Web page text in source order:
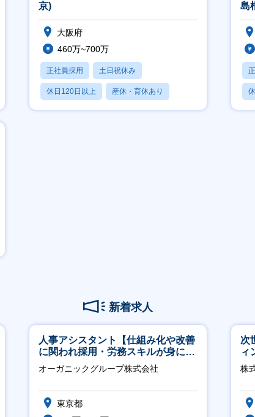
京)
大阪府
460万~700万
正社員採用 土日祝休み
休日120日以上 産休・育休あり
賞与あり
島
新着求人
人事アシスタント【仕組み化や改善
に関われ採用・労務スキルが身につ
く環境／年商120億円超の事業会
社】
オーガニックグループ株式会社
東京都
次
ィ
株